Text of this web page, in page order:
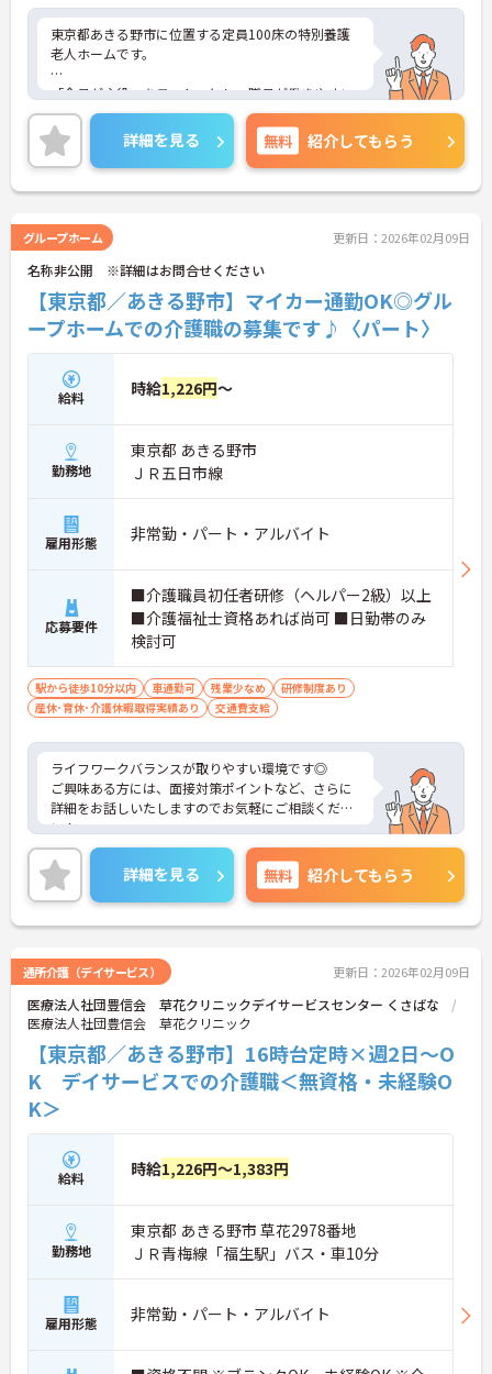
東京都あきる野市に位置する定員100床の特別養護
老人ホームです。
「全員が主役」をモットーとし、職員が働きやすい
職場づくりにも力合を入れています。
残業も少なく、メリハリつけてご就業いただけま
す。
に詳細をお話しいたしますのでお気軽にご相談くだ
さい！
詳細を見る 無料 紹介してもらう
グループホーム 更新日：2026年02月09日
名称非公開 ※詳細はお問合せください
【東京都／あきる野市】マイカー通勤OK◎グル
ープホームでの介護職の募集です♪〈パート〉
給料 時給1,226円～
勤務地
東京都 あきる野市
ＪＲ五日市線
雇用形態 非常勤・パート・アルバイト
応募要件
■介護職員初任者研修（ヘルパー2級）以上
■介護福祉士資格あれば尚可 ■日勤帯のみ
検討可
駅から徒歩10分以内 車通勤可 残業少なめ
研修制度あり
産休･育休･介護休暇取得実績あり
交通費支給
ライフワークバランスが取りやすい環境です◎
ご興味ある方には、面接対策ポイントなど、さらに
詳細をお話しいたしますのでお気軽にご相談くださ
い！
詳細を見る 無料 紹介してもらう
通所介護（デイサービス） 更新日：2026年02月09日
医療法人社団豊信会 草花クリニックデイサービスセンター くさばな
医療法人社団豊信会 草花クリニック
【東京都／あきる野市】16時台定時×週2日～O
K デイサービスでの介護職＜無資格・未経験O
K＞
給料 時給1,226円～1,383円
勤務地
東京都 あきる野市 草花2978番地
ＪＲ青梅線「福生駅」バス・車10分
雇用形態 非常勤・パート・アルバイト